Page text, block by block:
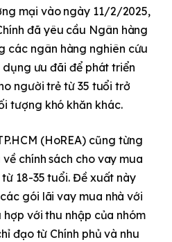
mại vào ngày 11/2/2025,
đã yêu cầu Ngân hàng
các ngân hàng nghiên cứu
ưu đãi để phát triển
người trẻ từ 35 tuổi trở
tượng khó khăn khác.
(HoREA) cũng từng
chính sách cho vay mua
18-35 tuổi. Đề xuất này
gói lãi vay mua nhà với
với thu nhập của nhóm
đạo từ Chính phủ và nhu